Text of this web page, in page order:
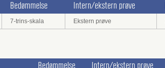
Bedømmelse Intern/ekstern prøve
7-trins-skala Ekstern prøve
Bedømmelse Intern/ekstern prøve